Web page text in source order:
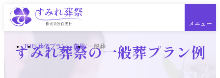
メニュー
TOP 葬儀プラン・費用 一般葬
すみれ葬祭の一般葬プラン例